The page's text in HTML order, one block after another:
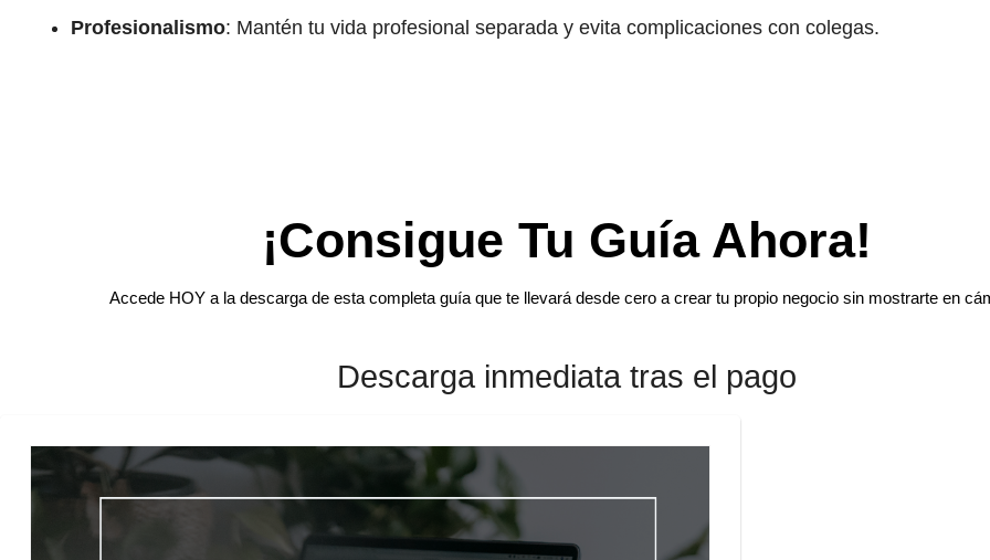
Profesionalismo: Mantén tu vida profesional separada y evita complicaciones con colegas.
¡Consigue Tu Guía Ahora!
Accede HOY a la descarga de esta completa guía que te llevará desde cero a crear tu propio negocio sin mostrarte en
Descarga inmediata tras el pago